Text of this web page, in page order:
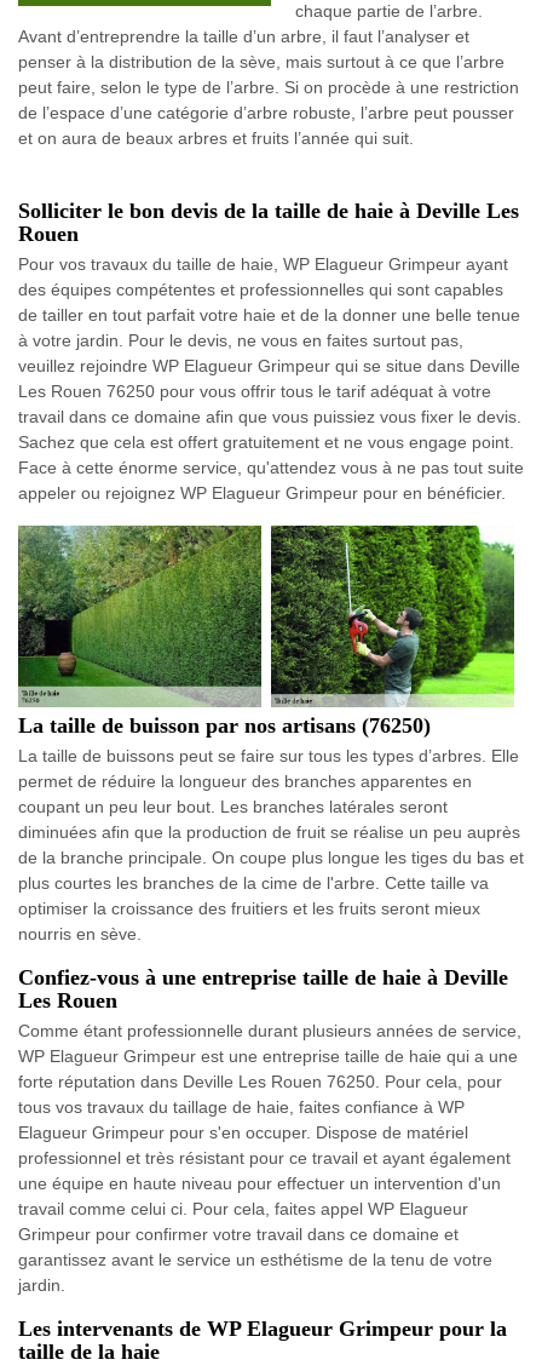
chaque partie de l’arbre.
Avant d’entreprendre la taille d’un arbre, il faut l’analyser et
penser à la distribution de la sève, mais surtout à ce que l’arbre
peut faire, selon le type de l’arbre. Si on procède à une restriction
de l’espace d’une catégorie d’arbre robuste, l’arbre peut pousser
et on aura de beaux arbres et fruits l’année qui suit.
Solliciter le bon devis de la taille de haie à Deville Les
Rouen
Pour vos travaux du taille de haie, WP Elagueur Grimpeur ayant
des équipes compétentes et professionnelles qui sont capables
de tailler en tout parfait votre haie et de la donner une belle tenue
à votre jardin. Pour le devis, ne vous en faites surtout pas,
veuillez rejoindre WP Elagueur Grimpeur qui se situe dans Deville
Les Rouen 76250 pour vous offrir tous le tarif adéquat à votre
travail dans ce domaine afin que vous puissiez vous fixer le devis.
Sachez que cela est offert gratuitement et ne vous engage point.
Face à cette énorme service, qu'attendez vous à ne pas tout suite
appeler ou rejoignez WP Elagueur Grimpeur pour en bénéficier.
La taille de buisson par nos artisans (76250)
La taille de buissons peut se faire sur tous les types d’arbres. Elle
permet de réduire la longueur des branches apparentes en
coupant un peu leur bout. Les branches latérales seront
diminuées afin que la production de fruit se réalise un peu auprès
de la branche principale. On coupe plus longue les tiges du bas et
plus courtes les branches de la cime de l'arbre. Cette taille va
optimiser la croissance des fruitiers et les fruits seront mieux
nourris en sève.
Confiez-vous à une entreprise taille de haie à Deville
Les Rouen
Comme étant professionnelle durant plusieurs années de service,
WP Elagueur Grimpeur est une entreprise taille de haie qui a une
forte réputation dans Deville Les Rouen 76250. Pour cela, pour
tous vos travaux du taillage de haie, faites confiance à WP
Elagueur Grimpeur pour s'en occuper. Dispose de matériel
professionnel et très résistant pour ce travail et ayant également
une équipe en haute niveau pour effectuer un intervention d'un
travail comme celui ci. Pour cela, faites appel WP Elagueur
Grimpeur pour confirmer votre travail dans ce domaine et
garantissez avant le service un esthétisme de la tenu de votre
jardin.
Les intervenants de WP Elagueur Grimpeur pour la
taille de la haie